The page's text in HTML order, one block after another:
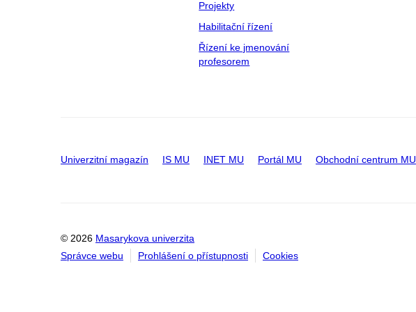
Projekty
Habilitační řízení
Řízení ke jmenování
profesorem
Univerzitní magazín IS MU INET MU Portál MU Obchodní centrum MU
© 2026 Masarykova univerzita
Správce webu
Prohlášení o přístupnosti Cookies